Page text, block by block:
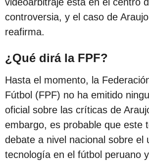
videoarbitraje está en el centro
controversia, y el caso de
reafirma.
¿Qué dirá la FPF?
Hasta el momento, la
Fútbol (FPF) no ha emitido
oficial sobre las críticas de
embargo, es probable que este
debate a nivel nacional sobre el
tecnología en el fútbol peruano